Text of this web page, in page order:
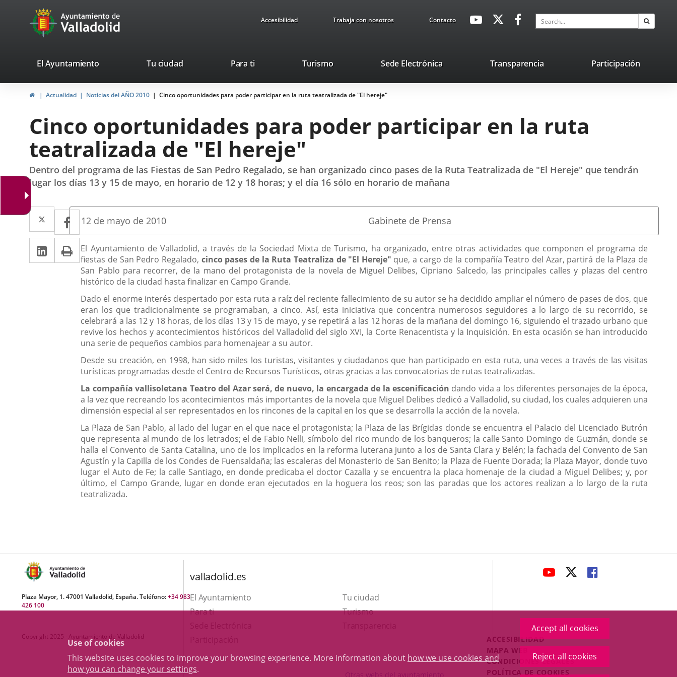
Use of cookies
This website uses cookies to improve your browsing experience. More information about how we use cookies and
how you can change your settings.
Accept all cookies
Reject all cookies
Portal
Web
Ayuntamiento
de
Accesibilidad Trabaja con nosotros ContactoavaHeaderSocial
Link
Link
application.
application.
Search
valladolid.es
El Ayuntamiento Tu ciudad Para ti TurismoThis
will
open
pop-
Sede ElectrónicaLink
external
Transparencia Participación
HomeActualidad Noticias del AÑO 2010 Cinco oportunidades para poder participar en la ruta teatralizada de "El hereje"
Cinco oportunidades para poder participar en la ruta
teatralizada de "El hereje"
Dentro del programa de las Fiestas de San Pedro Regalado, se han organizado cinco pases de la Ruta Teatralizada de "El Hereje" que tendrán
lugar los días 13 y 15 de mayo, en horario de 12 y 18 horas; y el día 16 sólo en horario de mañana
Twitter
Enlace
a
una
aplicación
externa.
Facebook
Enlace
a
una
aplicación
externa.
Linkedin
Enlace
a
aplicación
externa.
Print
Fecha
la
noticia
12 de mayo de 2010 Fuente
la
noticia
Gabinete de Prensa
Descripción
El Ayuntamiento de Valladolid, a través de la Sociedad Mixta de Turismo, ha organizado, entre otras actividades que componen el programa de
fiestas de San Pedro Regalado, cinco pases de la Ruta Teatraliza de "El Hereje" que, a cargo de la compañía Teatro del Azar, partirá de la Plaza de
San Pablo para recorrer, de la mano del protagonista de la novela de Miguel Delibes, Cipriano Salcedo, las principales calles y plazas del centro
histórico de la ciudad hasta finalizar en Campo Grande.
Dado el enorme interés despertado por esta ruta a raíz del reciente fallecimiento de su autor se ha decidido ampliar el número de pases de dos, que
eran los que tradicionalmente se programaban, a cinco. Así, esta iniciativa que concentra numerosos seguidores a lo largo de su recorrido, se
celebrará a las 12 y 18 horas, de los días 13 y 15 de mayo, y se repetirá a las 12 horas de la mañana del domingo 16, siguiendo el trazado urbano que
revive los hechos y acontecimientos históricos del Valladolid del siglo XVI, la Corte Renacentista y la Inquisición. En esta ocasión se han introducido
una serie de pequeños cambios para homenajear a su autor.
Desde su creación, en 1998, han sido miles los turistas, visitantes y ciudadanos que han participado en esta ruta, una veces a través de las visitas
turísticas programadas desde el Centro de Recursos Turísticos, otras gracias a las convocatorias de rutas teatralizadas.
La compañía vallisoletana Teatro del Azar será, de nuevo, la encargada de la escenificación dando vida a los diferentes personajes de la época,
a la vez que recreando los acontecimientos más importantes de la novela que Miguel Delibes dedicó a Valladolid, su ciudad, los cuales adquieren una
dimensión especial al ser representados en los rincones de la capital en los que se desarrolla la acción de la novela.
La Plaza de San Pablo, al lado del lugar en el que nace el protagonista; la Plaza de las Brígidas donde se encuentra el Palacio del Licenciado Butrón
que representa al mundo de los letrados; el de Fabio Nelli, símbolo del rico mundo de los banqueros; la calle Santo Domingo de Guzmán, donde se
halla el Convento de Santa Catalina, uno de los implicados en la reforma luterana junto a los de Santa Clara y Belén; la fachada del Convento de San
Agustín y la Capilla de los Condes de Fuensaldaña; las escaleras del Monasterio de San Benito; la Plaza de Fuente Dorada; la Plaza Mayor, donde tuvo
lugar el Auto de Fe; la calle Santiago, en donde predicaba el doctor Cazalla y se encuentra la placa homenaje de la ciudad a Miguel Delibes; y, por
último, el Campo Grande, lugar en donde eran ejecutados en la hoguera los reos; son las paradas que los actores realizan a lo largo de la ruta
teatralizada.
Plaza Mayor, 1. 47001 Valladolid, España. Teléfono:+34 983
426 100
Copyright 2025 - Ayuntamiento de Valladolid
valladolid.es
El Ayuntamiento
Tu ciudad
Para ti
TurismoThis
open
external
Otras webs del ayuntamiento
LINK
APPLICATION.
LINK
APPLICATION.
LINK
APPLICATION.
Menú
Legal
Footer
ACCESIBILIDAD
MAPA WEB
CONDICIONES LEGALES
POLÍTICA DE COOKIES